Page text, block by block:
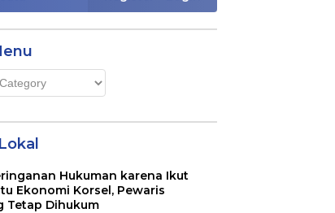
Hukuman karena Ikut
Ekonomi Korsel, Pewaris
Tetap Dihukum